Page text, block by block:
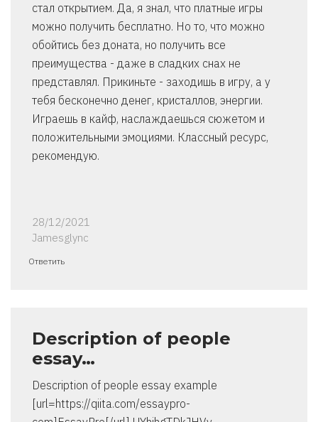
стал открытием. Да, я знал, что платные игры
можно получить бесплатно. Но то, что можно
обойтись без доната, но получить все
преимущества - даже в сладких снах не
представлял. Прикиньте - заходишь в игру, а у
тебя бесконечно денег, кристаллов, энергии.
Играешь в кайф, наслаждаешься сюжетом и
положительными эмоциями. Классный ресурс,
рекомендую.
28/12/2021
Jamesglync
Ответить
Description of people
essay…
Description of people essay example
[url=https://qiita.com/essaypro-